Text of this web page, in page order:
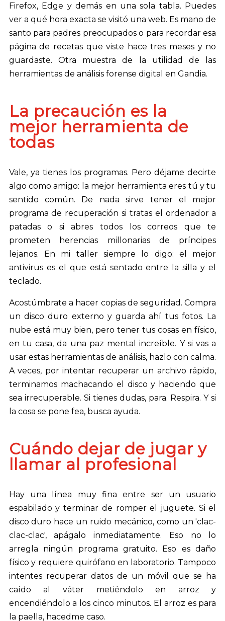
Firefox, Edge y demás en una sola tabla. Puedes
ver a qué hora exacta se visitó una web. Es mano de
santo para padres preocupados o para recordar esa
página de recetas que viste hace tres meses y no
guardaste. Otra muestra de la utilidad de las
herramientas de análisis forense digital en Gandia.
La precaución es la
mejor herramienta de
todas
Vale, ya tienes los programas. Pero déjame decirte
algo como amigo: la mejor herramienta eres tú y tu
sentido común. De nada sirve tener el mejor
programa de recuperación si tratas el ordenador a
patadas o si abres todos los correos que te
prometen herencias millonarias de príncipes
lejanos. En mi taller siempre lo digo: el mejor
antivirus es el que está sentado entre la silla y el
teclado.
Acostúmbrate a hacer copias de seguridad. Compra
un disco duro externo y guarda ahí tus fotos. La
nube está muy bien, pero tener tus cosas en físico,
en tu casa, da una paz mental increíble. Y si vas a
usar estas herramientas de análisis, hazlo con calma.
A veces, por intentar recuperar un archivo rápido,
terminamos machacando el disco y haciendo que
sea irrecuperable. Si tienes dudas, para. Respira. Y si
la cosa se pone fea, busca ayuda.
Cuándo dejar de jugar y
llamar al profesional
Hay una línea muy fina entre ser un usuario
espabilado y terminar de romper el juguete. Si el
disco duro hace un ruido mecánico, como un 'clac-
clac-clac', apágalo inmediatamente. Eso no lo
arregla ningún programa gratuito. Eso es daño
físico y requiere quirófano en laboratorio. Tampoco
intentes recuperar datos de un móvil que se ha
caído al váter metiéndolo en arroz y
encendiéndolo a los cinco minutos. El arroz es para
la paella, hacedme caso.